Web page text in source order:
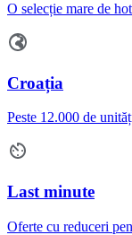
O selecție mare de
Croația
Peste 12.000 de
Last minute
Oferte cu reduceri